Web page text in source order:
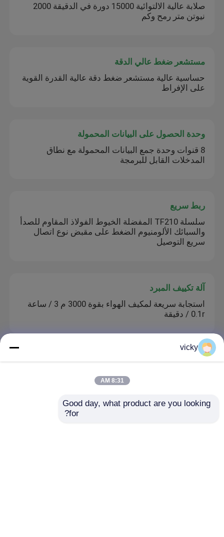
صلابة عالية الالتوائية 15000 دورة في الدقيقة 2000
نيوتن متر رمح وكم
مستشعر ضغط عالي الدقة
حساسية عالية مستشعر ضغط دقة عالية القدرة القوية
على الإفراط
وحدة الحصول على البيانات المحمولة
8 قنوات وحدة جمع البيانات المحمولة مع نطاق
المدخلات القابل للبرمجة
ربط سريع
سلسلة TF210 المفضلة الخيوط الفولاذ المقاوم للصدأ
والسبائك الألومنيوم الضغط على مقبض نوع اتصال
سريع التوصيل
آلة تكييف المبرد
استجابة سريعة لمكيف الهواء بقوة 3000 م 3 / ساعة
0.1r / دقيقة
إيدي دينامومتر التيار
المراقبة الذاتية 50KW Eddy Current Dynamometer
vicky
8:31 AM
Good day, what product are you looking
for?